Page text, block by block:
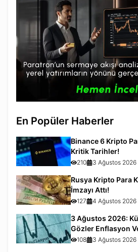
En Popüler Haberler
Binance 6 Kripto
Kritik Tarihler!
210 3 Ağustos 2026
Rusya Kripto Para
İmzayı Attı!
127 4 Ağustos 2026
3 Ağustos 2026:
Gözler Enflasyon
108 3 Ağustos 2026